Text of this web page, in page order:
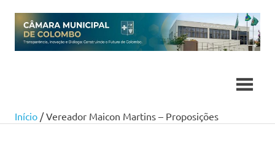
content
Início / Vereador Maicon Martins – Proposições